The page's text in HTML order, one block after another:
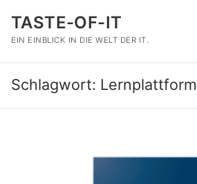
Inhalt
springen
TASTE-OF-IT
EIN EINBLICK IN DIE WELT DER IT.
Suchen nach:
Schlagwort: Lernplattform